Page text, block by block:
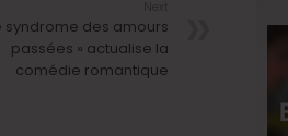
syndrome des amours
passées » actualise la
comédie romantique